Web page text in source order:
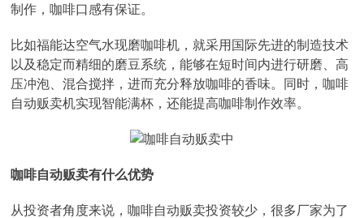
制作，咖啡口感有保证。
比如福能达空气水现磨咖啡机，就采用国际先进的制造技术
以及稳定而精细的磨豆系统，能够在短时间内进行研磨、高
压冲泡、混合搅拌，进而充分释放咖啡的香味。同时，咖啡
自动贩卖机实现智能满杯，还能提高咖啡制作效率。
咖啡自动贩卖有什么优势
从投资者角度来说，咖啡自动贩卖投资较少，很多厂家为了